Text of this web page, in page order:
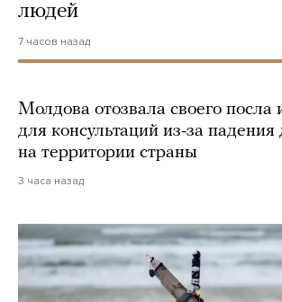
людей
7 часов назад
Молдова отозвала своего посла
для консультаций из-за падения
на территории страны
3 часа назад